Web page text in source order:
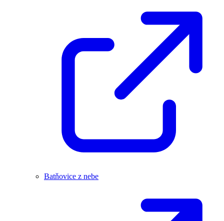
Batňovice z nebe